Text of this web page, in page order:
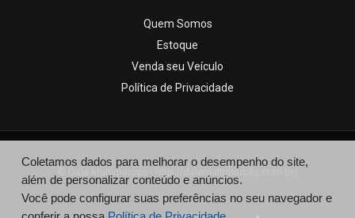
Quem Somos
Estoque
Venda seu Veículo
Política de Privacidade
© Dale Multimarcas - http://dalemultimarcas.com.br/
Coletamos dados para melhorar o desempenho do site,
além de personalizar conteúdo e anúncios.
Você pode configurar suas preferências no seu navegador e